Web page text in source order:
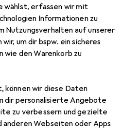
wählst, erfassen wir mit
Informationen zu
Nutzungsverhalten auf unserer
um dir bspw. ein sicheres
wie den Warenkorb zu
können wir diese Daten
dir personalisierte Angebote
zu verbessern und gezielte
anderen Webseiten oder Apps
Acnecover
Acnecover
Zubehör zum Produkt